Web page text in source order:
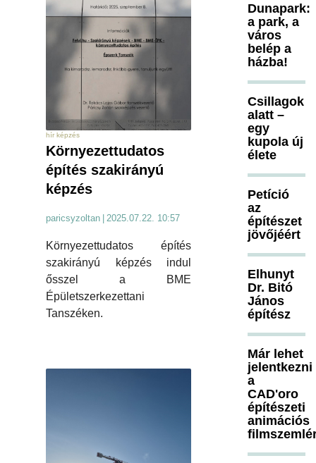
hír képzés
Környezettudatos
építés szakirányú
képzés
paricsyzoltan | 2025.07.22. 10:57
Környezettudatos építés
szakirányú képzés indul
ősszel a BME
Épületszerkezettani
Tanszéken.
Dunapark:
a park, a
város
belép a
házba!
Csillagok
alatt –
egy
kupola új
élete
Petíció
az
építészet
jövőjéért
Elhunyt
Dr. Bitó
János
építész
Már lehet
jelentkezni
a
CAD'oro
építészeti
animációs